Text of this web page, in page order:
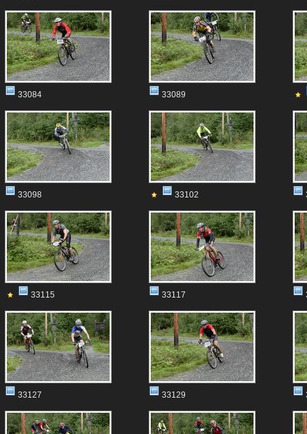
33084 33089
33098 33102
33115 33117
33127 33129